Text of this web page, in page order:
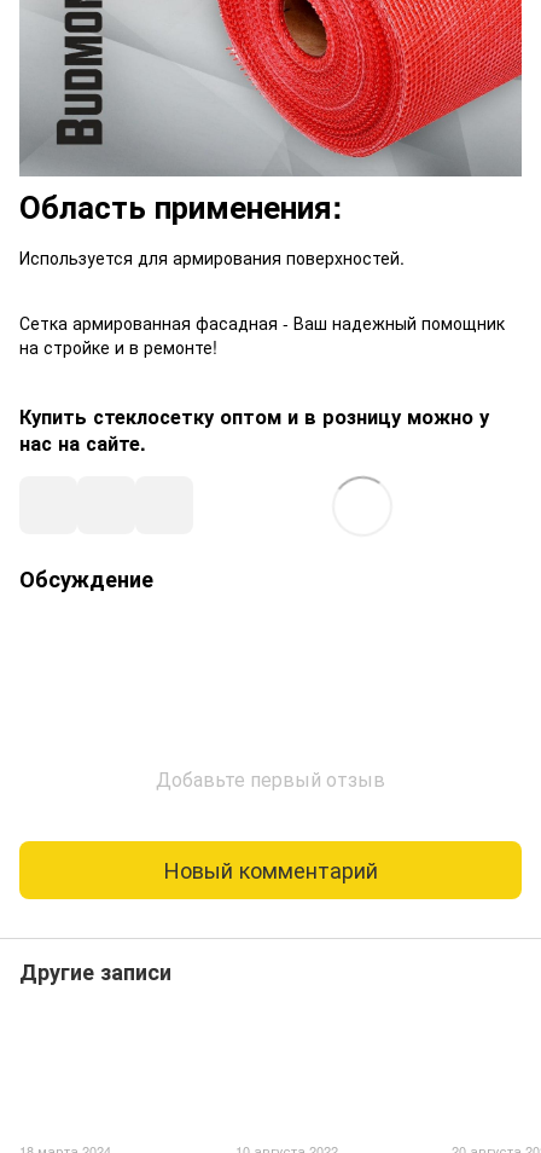
Область применения:
Используется для армирования поверхностей.
Сетка армированная фасадная - Ваш надежный помощник
на стройке и в ремонте!
Купить стеклосетку оптом и в розницу можно у
нас на сайте.
Обсуждение
Добавьте первый отзыв
Новый комментарий
Другие записи